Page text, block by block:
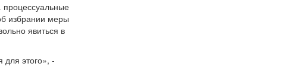
избрании меры
явиться в
этого», -